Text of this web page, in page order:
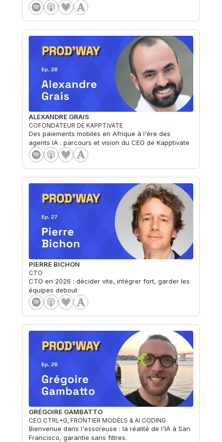
ALEXANDRE GRAIS
COFONDATEUR DE KAPPTIVATE
Des paiements mobiles en Afrique à l'ère des
agents IA : parcours et vision du CEO de Kapptivate
PIERRE BICHON
CTO
CTO en 2026 : décider vite, intégrer fort, garder les
équipes debout
GRÉGOIRE GAMBATTO
CEO CTRL+G, FRONTIER MODELS & AI CODING
Bienvenue dans l'essoreuse : la réalité de l'IA à San
Francisco, garantie sans filtres.